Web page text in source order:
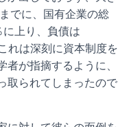
でに、国有企業の総
に上り、負債は
れは深刻に資本制度を
が指摘するように、
取られてしまったので